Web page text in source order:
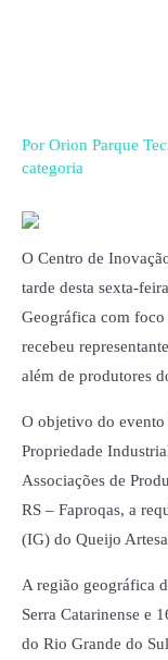
Por Orion Parque
categoria
O Centro de
tarde desta sexta-
Geográfica com foco
recebeu
além de produtores
O objetivo do evento
Propriedade
Associações de
RS – Faproqas, a
(IG) do Queijo
A região geográfica
Serra Catarinense e
do Rio Grande do